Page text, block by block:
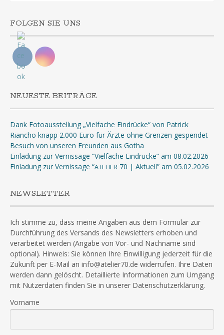
FOLGEN SIE UNS
NEUESTE BEITRÄGE
Dank Fotoausstellung „Vielfache Eindrücke“ von Patrick
Riancho knapp 2.000 Euro für Ärzte ohne Grenzen gespendet
Besuch von unseren Freunden aus Gotha
Einladung zur Vernissage “Vielfache Eindrücke” am 08.02.2026
Einladung zur Vernissage “ATELIER 70 | Aktuell” am 05.02.2026
NEWSLETTER
Ich stimme zu, dass meine Angaben aus dem Formular zur
Durchführung des Versands des Newsletters erhoben und
verarbeitet werden (Angabe von Vor- und Nachname sind
optional). Hinweis: Sie können Ihre Einwilligung jederzeit für die
Zukunft per E-Mail an info@atelier70.de widerrufen. Ihre Daten
werden dann gelöscht. Detaillierte Informationen zum Umgang
mit Nutzerdaten finden Sie in unserer Datenschutzerklärung.
Vorname